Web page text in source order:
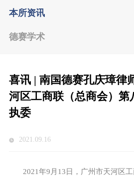
本所资讯
德赛学术
喜讯 | 南国德赛孔庆璋律
河区工商联（总商会）第
执委
2021.09.16
2021年9月13日，广州市天河区